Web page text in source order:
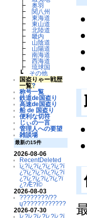
┣奥羽
┣ 関八州
┣東海道
┣東山道
┣北陸道
┣畿内
┣ 山陰道
┣ 山陽道
┣南海道
┣西海道
┣琉球国
┗ その他
国盗りゃー戦歴
一覧?
称号一覧
鉄道de国盗り
高速de国盗り
船 de 国盗り
便利な切符
じぃの一言
管理人への要望
雑談場
最新の15件
2026-08-06
RecentDeleted
ï¿?ï¿?ï¿?ï¿?ï¿?ï
¿?ï¿?ï¿?/ï¿?ï¿?ï
¿?ï¿?ï¿?ï¿?ï¿?ï
¿?Æ?Ï©
2026-08-03
????????/??
ų????????????
2026-07-30
ï¿?ï¿?ï¿?ï¿?ï¿?ï